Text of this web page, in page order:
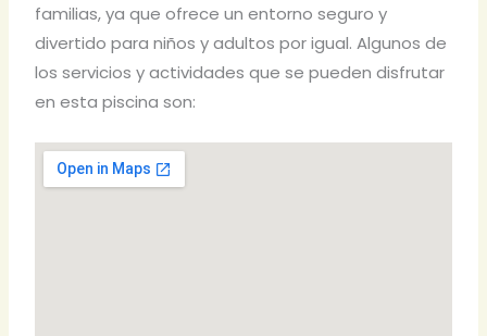
familias, ya que ofrece un entorno seguro y
divertido para niños y adultos por igual. Algunos de
los servicios y actividades que se pueden disfrutar
en esta piscina son: